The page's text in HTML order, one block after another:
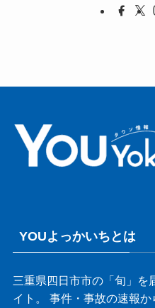
YOUよっかいちとは
三重県四日市市の「旬」を
イト。 事件・事故の速報